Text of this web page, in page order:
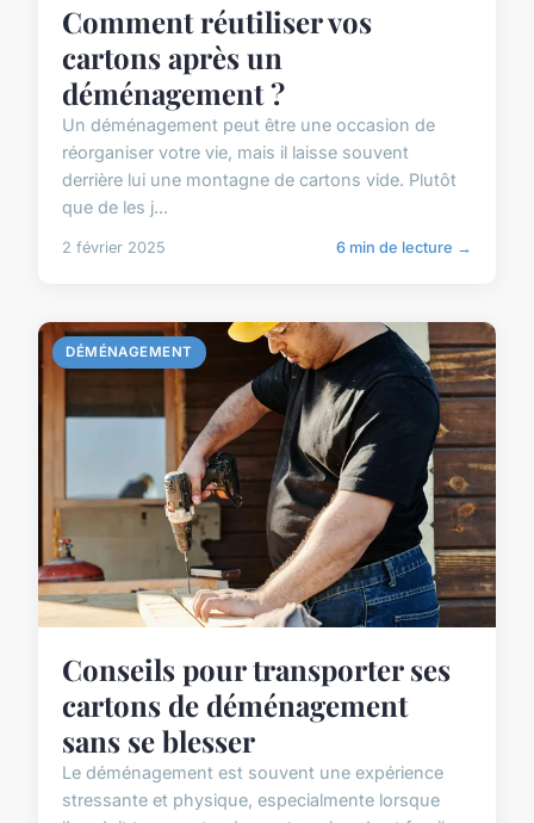
Comment réutiliser vos
cartons après un
déménagement ?
Un déménagement peut être une occasion de
réorganiser votre vie, mais il laisse souvent
derrière lui une montagne de cartons vide. Plutôt
que de les j...
2 février 2025 6 min de lecture →
DÉMÉNAGEMENT
Conseils pour transporter ses
cartons de déménagement
sans se blesser
Le déménagement est souvent une expérience
stressante et physique, especialmente lorsque